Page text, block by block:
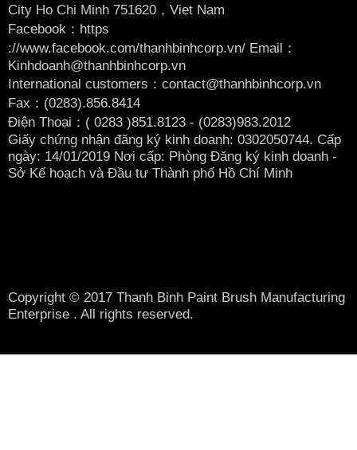
City Ho Chi Minh 751620，Viet Nam
Facebook： https
://www.facebook.com/thanhbinhcorp.vn/ Email：
Kinhdoanh@thanhbinhcorp.vn
International customers：contact@thanhbinhcorp.vn
Fax：(0283).856.8414
Điện Thoại：( 0283 )851.8123 - (0283)983.2012
Giấy chứng nhận đăng ký kinh doanh: 0302050744. Cấp
ngày: 14/01/2019 Nơi cấp: Phòng Đăng ký kinh doanh -
Sở Kế hoạch và Đầu tư Thành phố Hồ Chí Minh
Copyright © 2017 Thanh Binh Paint Brush Manufacturing
Enterprise . All rights reserved.